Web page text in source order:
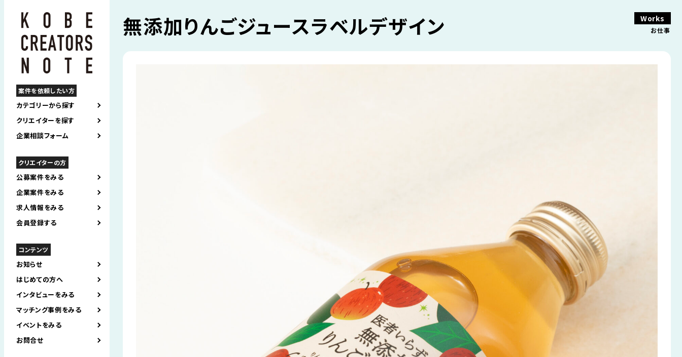
案件を依頼したい方
カテゴリーから探す
クリエイターを探す
企業相談フォーム
クリエイターの方
公募案件をみる
企業案件をみる
求人情報をみる
会員登録する
コンテンツ
お知らせ
はじめての方へ
インタビューをみる
マッチング事例をみる
イベントをみる
お問合せ
Works
お仕事
無添加りんごジュースラベルデザイン